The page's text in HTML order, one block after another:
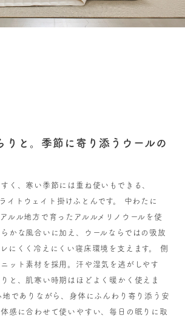
りと。季節に寄り添うウールの
く、寒い季節には重ね使いもできる、
イトウェイト掛けふとんです。 中わたに
ルル地方で育ったアルルメリノウールを使
かな風合いに加え、ウールならではの吸放
にくく冷えにくい寝床環境を支えます。 側
ット素材を採用。汗や湿気を逃がしやす
と、肌寒い時期はほどよく暖かく使えま
でありながら、身体にふんわり寄り添う安
感に合わせて使いやすい、毎日の眠りに取